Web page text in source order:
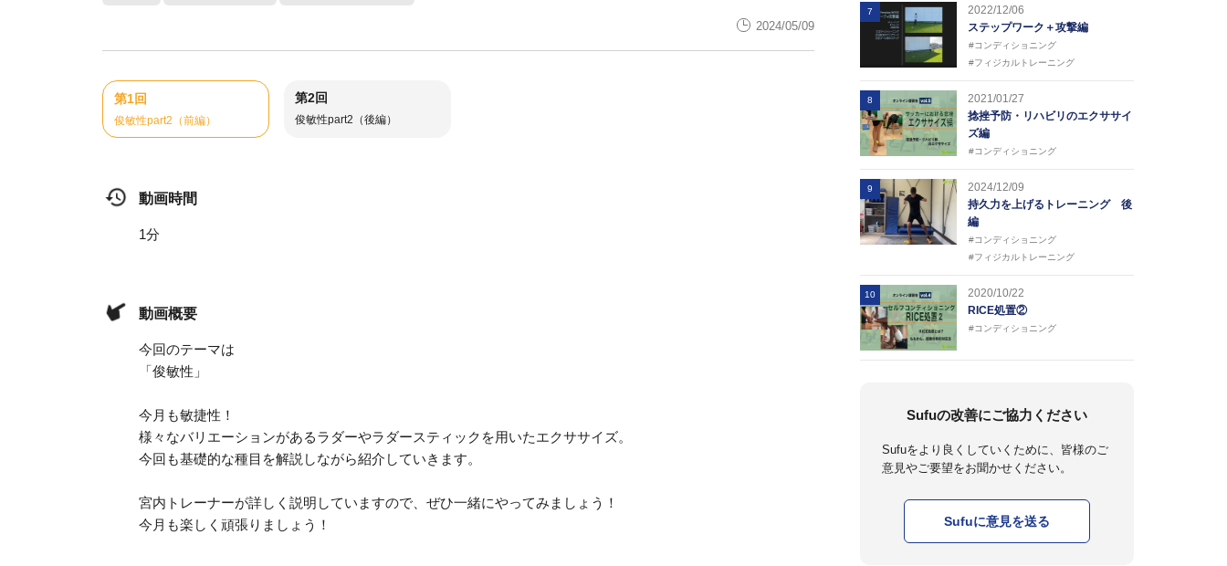
2024/05/09
第1回
俊敏性part2（前編）
第2回
俊敏性part2（後編）
動画時間
1分
動画概要
今回のテーマは
「俊敏性」
今月も敏捷性！
様々なバリエーションがあるラダーやラダースティックを用いたエクササイズ。
今回も基礎的な種目を解説しながら紹介していきます。
宮内トレーナーが詳しく説明していますので、ぜひ一緒にやってみましょう！
今月も楽しく頑張りましょう！
7
2022/12/06
ステップワーク＋攻撃編
#コンディショニング
#フィジカルトレーニング
8
2021/01/27
捻挫予防・リハビリのエクササイ
ズ編
#コンディショニング
9
2024/12/09
持久力を上げるトレーニング 後
編
#コンディショニング
#フィジカルトレーニング
10
2020/10/22
RICE処置②
#コンディショニング
Sufuの改善にご協力ください
Sufuをより良くしていくために、皆様のご
意見やご要望をお聞かせください。
Sufuに意見を送る